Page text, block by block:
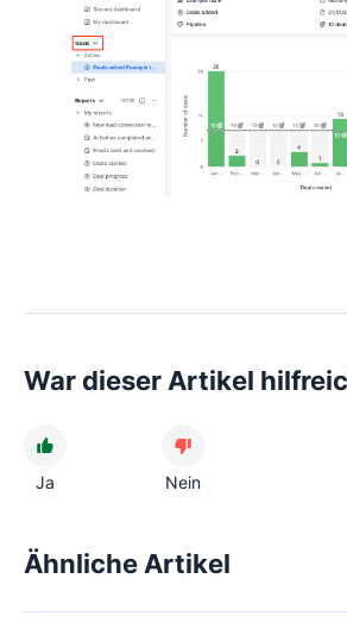
War dieser Artikel
Ja Nein
Ähnliche Artikel